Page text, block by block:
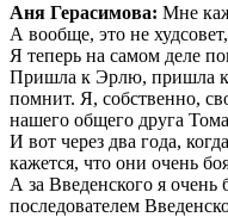
Аня Герасимова: Мне
А вообще, это не
Я теперь на самом деле
Пришла к Эрлю, пришла к
помнит. Я, собственно,
нашего общего друга
И вот через два года,
кажется, что они очень
А за Введенского я
последователем